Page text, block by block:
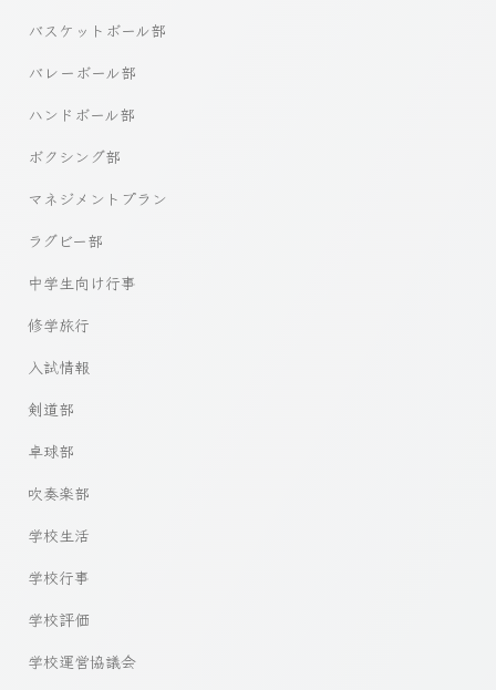
バスケットボール部
バレーボール部
ハンドボール部
ボクシング部
マネジメントプラン
ラグビー部
中学生向け行事
修学旅行
入試情報
剣道部
卓球部
吹奏楽部
学校生活
学校行事
学校評価
学校運営協議会